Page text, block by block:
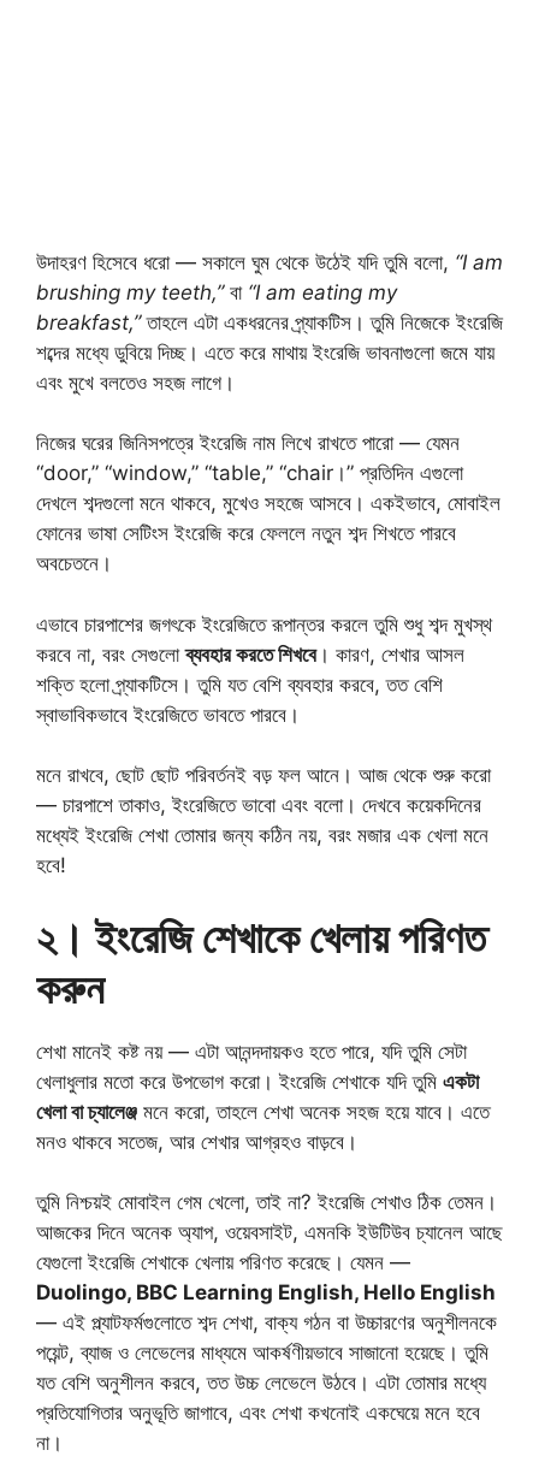
উদাহরণ হিসেবে ধরো — সকালে ঘুম থেকে উঠেই যদি তুমি বলো, “I am
brushing my teeth,”বা “I am eating my
breakfast,”তাহলে এটা একধরনের প্র্যাকটিস। তুমি নিজেকে ইংরেজি
শব্দের মধ্যে ডুবিয়ে দিচ্ছ। এতে করে মাথায় ইংরেজি ভাবনাগুলো জমে যায়
এবং মুখে বলতেও সহজ লাগে।
নিজের ঘরের জিনিসপত্রে ইংরেজি নাম লিখে রাখতে পারো — যেমন
“door,” “window,” “table,” “chair।” প্রতিদিন এগুলো
দেখলে শব্দগুলো মনে থাকবে, মুখেও সহজে আসবে। একইভাবে, মোবাইল
ফোনের ভাষা সেটিংস ইংরেজি করে ফেললে নতুন শব্দ শিখতে পারবে
অবচেতনে।
এভাবে চারপাশের জগৎকে ইংরেজিতে রূপান্তর করলে তুমি শুধু শব্দ মুখস্থ
করবে না, বরং সেগুলোব্যবহার করতে শিখবে। কারণ, শেখার আসল
শক্তি হলো প্র্যাকটিসে। তুমি যত বেশি ব্যবহার করবে, তত বেশি
স্বাভাবিকভাবে ইংরেজিতে ভাবতে পারবে।
মনে রাখবে, ছোট ছোট পরিবর্তনই বড় ফল আনে। আজ থেকে শুরু করো
— চারপাশে তাকাও, ইংরেজিতে ভাবো এবং বলো। দেখবে কয়েকদিনের
মধ্যেই ইংরেজি শেখা তোমার জন্য কঠিন নয়, বরং মজার এক খেলা মনে
হবে!
২। ইংরেজি শেখাকে খেলায় পরিণত
করুন
শেখা মানেই কষ্ট নয় — এটা আনন্দদায়কও হতে পারে, যদি তুমি সেটা
খেলাধুলার মতো করে উপভোগ করো। ইংরেজি শেখাকে যদি তুমি একটা
খেলা বা চ্যালেঞ্জ মনে করো, তাহলে শেখা অনেক সহজ হয়ে যাবে। এতে
মনও থাকবে সতেজ, আর শেখার আগ্রহও বাড়বে।
তুমি নিশ্চয়ই মোবাইল গেম খেলো, তাই না? ইংরেজি শেখাও ঠিক তেমন।
আজকের দিনে অনেক অ্যাপ, ওয়েবসাইট, এমনকি ইউটিউব চ্যানেল আছে
যেগুলো ইংরেজি শেখাকে খেলায় পরিণত করেছে। যেমন —
Duolingo, BBC Learning English, Hello English
— এই প্ল্যাটফর্মগুলোতে শব্দ শেখা, বাক্য গঠন বা উচ্চারণের অনুশীলনকে
পয়েন্ট, ব্যাজ ও লেভেলের মাধ্যমে আকর্ষণীয়ভাবে সাজানো হয়েছে। তুমি
যত বেশি অনুশীলন করবে, তত উচ্চ লেভেলে উঠবে। এটা তোমার মধ্যে
প্রতিযোগিতার অনুভূতি জাগাবে, এবং শেখা কখনোই একঘেয়ে মনে হবে
না।